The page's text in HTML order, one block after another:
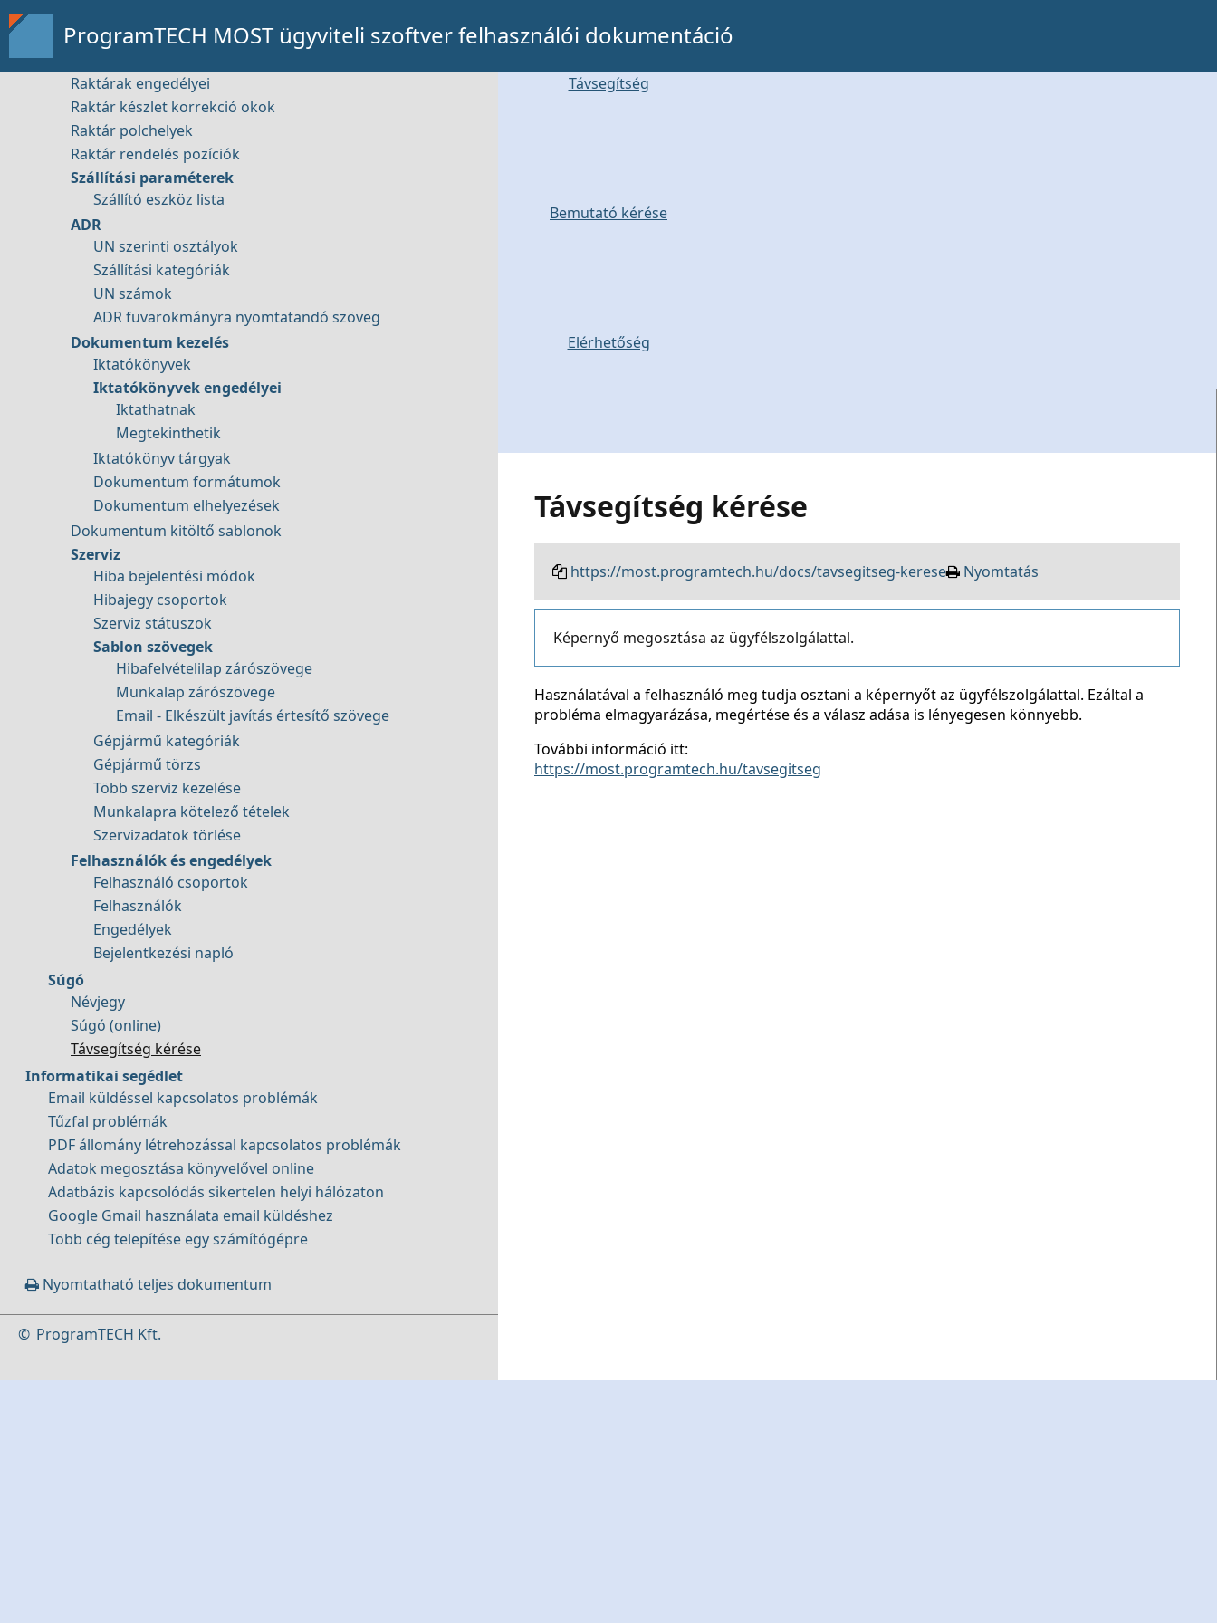
Távsegítség
Távsegítség
Bemutató kérése
Bemutató kérése
Elérhetőség
Elérhetőség
ProgramTECH MOST ügyviteli szoftver felhasználói dokumentáció
Házipénztár alapadatok
Raktárak engedélyei
Raktár készlet korrekció okok
Raktár polchelyek
Raktár rendelés pozíciók
Szállítási paraméterek
Szállító eszköz lista
ADR
UN szerinti osztályok
Szállítási kategóriák
UN számok
ADR fuvarokmányra nyomtatandó szöveg
Dokumentum kezelés
Iktatókönyvek
Iktatókönyvek engedélyei
Iktathatnak
Megtekinthetik
Iktatókönyv tárgyak
Dokumentum formátumok
Dokumentum elhelyezések
Dokumentum kitöltő sablonok
Szerviz
Hiba bejelentési módok
Hibajegy csoportok
Szerviz státuszok
Sablon szövegek
Hibafelvételilap zárószövege
Munkalap zárószövege
Email - Elkészült javítás értesítő szövege
Gépjármű kategóriák
Gépjármű törzs
Több szerviz kezelése
Munkalapra kötelező tételek
Szervizadatok törlése
Felhasználók és engedélyek
Felhasználó csoportok
Felhasználók
Engedélyek
Bejelentkezési napló
Súgó
Névjegy
Súgó (online)
Távsegítség kérése
Informatikai segédlet
Email küldéssel kapcsolatos problémák
Tűzfal problémák
PDF állomány létrehozással kapcsolatos problémák
Adatok megosztása könyvelővel online
Adatbázis kapcsolódás sikertelen helyi hálózaton
Google Gmail használata email küldéshez
Több cég telepítése egy számítógépre
Nyomtatható teljes dokumentum
© ProgramTECH Kft.
Távsegítség kérése
https://most.programtech.hu/docs/tavsegitseg-kerese Nyomtatás
Képernyő megosztása az ügyfélszolgálattal.
Használatával a felhasználó meg tudja osztani a képernyőt az ügyfélszolgálattal. Ezáltal a
probléma elmagyarázása, megértése és a válasz adása is lényegesen könnyebb.
További információ itt:
https://most.programtech.hu/tavsegitseg